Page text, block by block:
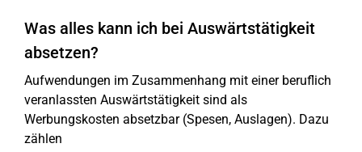
Was alles kann ich bei Auswärtstätigkeit
absetzen?
Aufwendungen im Zusammenhang mit einer beruflich
veranlassten Auswärtstätigkeit sind als
Werbungskosten absetzbar (Spesen, Auslagen). Dazu
zählen